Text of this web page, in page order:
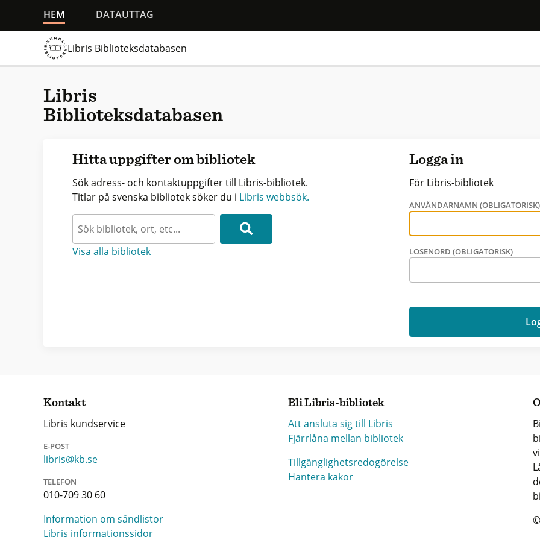
HEM DATAUTTAG
Libris Biblioteksdatabasen
Libris
Biblioteksdatabasen
Hitta uppgifter om bibliotek
Sök adress- och kontaktuppgifter till Libris-bibliotek.
Titlar på svenska bibliotek söker du i Libris webbsök.
Visa alla bibliotek
Logga in
För Libris-bibliotek
ANVÄNDARNAMN (OBLIGATORISK)
LÖSENORD (OBLIGATORISK)
Kontakt
Libris kundservice
E-POST
libris@kb.se
TELEFON
010-709 30 60
Information om sändlistor
Libris informationssidor
Bli Libris-bibliotek
Att ansluta sig till Libris
Fjärrlåna mellan bibliotek
Tillgänglighetsredogörelse
Hantera kakor